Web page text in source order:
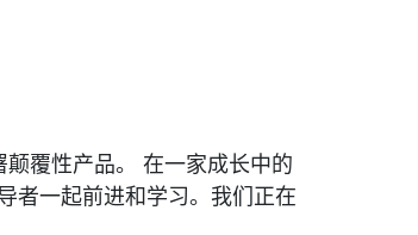
覆性产品。
在一家成长中的
者一起前进和学习。我们正在